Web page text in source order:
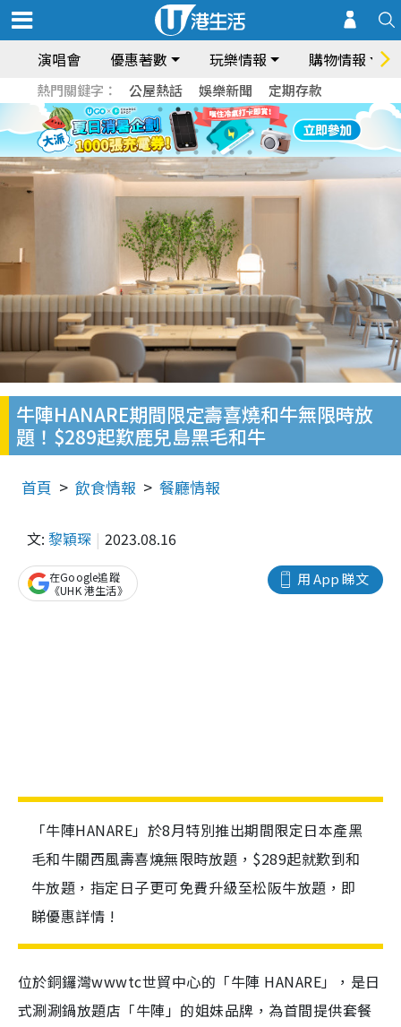
演唱會 優惠著數 玩樂情報 購物情報
熱門關鍵字： 公屋熱話 娛樂新聞 定期存款
牛陣HANARE期間限定壽喜燒和牛無限時放
題！$289起歎鹿兒島黑毛和牛
首頁 飲食情報 餐廳情報
文: 黎穎琛 2023.08.16
用 App 睇文
在Google追蹤
《UHK 港生活》
「牛陣HANARE」於8月特別推出期間限定日本產黑
毛和牛關西風壽喜燒無限時放題，$289起就歎到和
牛放題，指定日子更可免費升級至松阪牛放題，即
睇優惠詳情 !
位於銅鑼灣wwwtc世貿中心的「牛陣 HANARE」，是日
式涮涮鍋放題店「牛陣」的姐妹品牌，為首間提供套餐